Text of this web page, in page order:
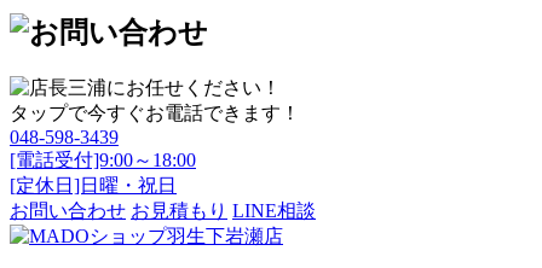
タップで今すぐお電話できます！
048-598-3439
[電話受付]9:00～18:00
[定休日]日曜・祝日
お問い合わせ お見積もり LINE相談